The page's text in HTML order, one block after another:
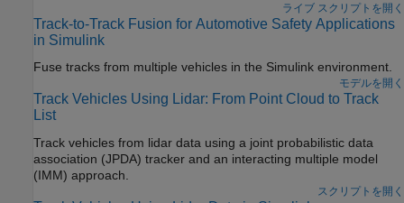
ライブ スクリプトを開く
Track-to-Track Fusion for Automotive Safety Applications
in Simulink
Fuse tracks from multiple vehicles in the Simulink environment.
モデルを開く
Track Vehicles Using Lidar: From Point Cloud to Track
List
Track vehicles from lidar data using a joint probabilistic data
association (JPDA) tracker and an interacting multiple model
(IMM) approach.
スクリプトを開く